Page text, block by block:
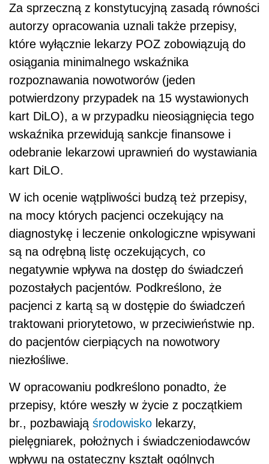
Za sprzeczną z konstytucyjną zasadą równości
autorzy opracowania uznali także przepisy,
które wyłącznie lekarzy POZ zobowiązują do
osiągania minimalnego wskaźnika
rozpoznawania nowotworów (jeden
potwierdzony przypadek na 15 wystawionych
kart DiLO), a w przypadku nieosiągnięcia tego
wskaźnika przewidują sankcje finansowe i
odebranie lekarzowi uprawnień do wystawiania
kart DiLO.
W ich ocenie wątpliwości budzą też przepisy,
na mocy których pacjenci oczekujący na
diagnostykę i leczenie onkologiczne wpisywani
są na odrębną listę oczekujących, co
negatywnie wpływa na dostęp do świadczeń
pozostałych pacjentów. Podkreślono, że
pacjenci z kartą są w dostępie do świadczeń
traktowani priorytetowo, w przeciwieństwie np.
do pacjentów cierpiących na nowotwory
niezłośliwe.
W opracowaniu podkreślono ponadto, że
przepisy, które weszły w życie z początkiem
br., pozbawiają środowisko lekarzy,
pielęgniarek, położnych i świadczeniodawców
wpływu na ostateczny kształt ogólnych